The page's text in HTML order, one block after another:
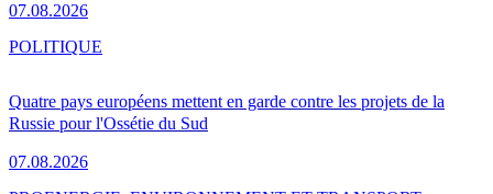
07.08.2026
Quatre pays européens mettent en garde contre les projets de la
Russie pour l'Ossétie du Sud
07.08.2026
POLITIQUE